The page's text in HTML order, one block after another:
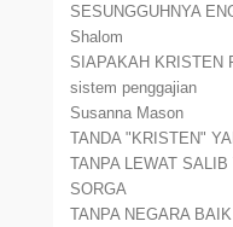
SESUNGGUHNYA
Shalom
SIAPAKAH KRISTEN
sistem penggajian
Susanna Mason
TANDA "KRISTEN"
TANPA LEWAT
SORGA
TANPA NEGARA